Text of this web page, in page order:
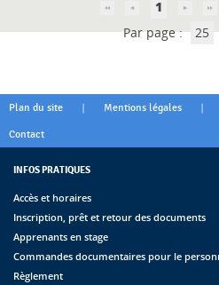
1
Par page : 25
Plan du site | Mentions légales |
Contact
INFOS PRATIQUES
Accès et horaires
Inscription, prêt et retour des documents
Apprenants en stage
Commandes documentaires pour le
Règlement